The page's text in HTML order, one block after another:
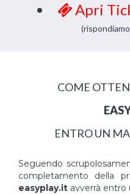
Apri
COME
ENTRO UN
Seguendo
completamento della
easyplay.it avverrà